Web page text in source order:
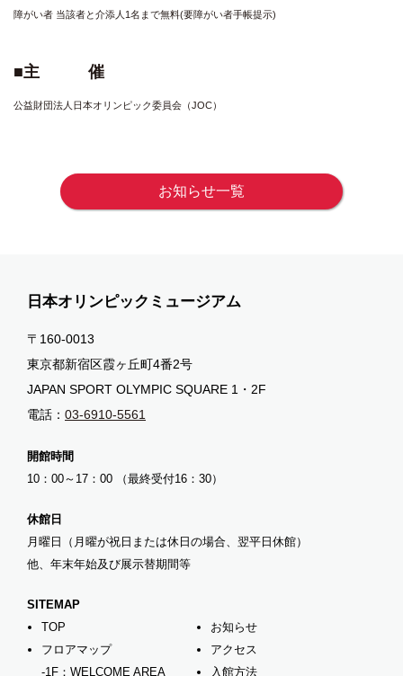
障がい者 当該者と介添人1名まで無料(要障がい者手帳提示)
■主 催
公益財団法人日本オリンピック委員会（JOC）
お知らせ一覧
日本オリンピックミュージアム
〒160-0013
東京都新宿区霞ヶ丘町4番2号
JAPAN SPORT OLYMPIC SQUARE 1・2F
電話： 03-6910-5561
開館時間
10：00～17：00 （最終受付16：30）
休館日
月曜日（月曜が祝日または休日の場合、翌平日休館）
他、年末年始及び展示替期間等
SITEMAP
TOP
フロアマップ
-1F：WELCOME AREA
お知らせ
アクセス
入館方法